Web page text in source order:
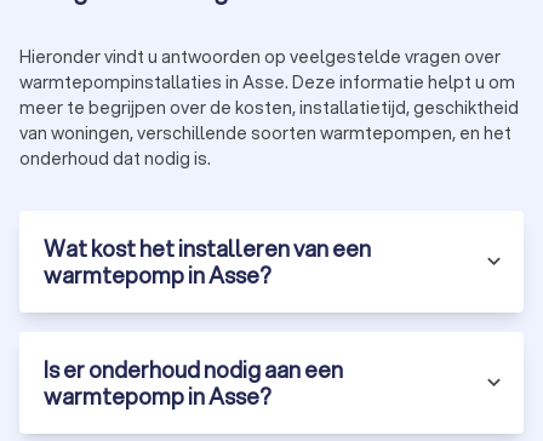
Hieronder vindt u antwoorden op veelgestelde vragen over
warmtepompinstallaties in Asse. Deze informatie helpt u om
meer te begrijpen over de kosten, installatietijd, geschiktheid
van woningen, verschillende soorten warmtepompen, en het
onderhoud dat nodig is.
Wat kost het installeren van een
warmtepomp in Asse?
Is er onderhoud nodig aan een
warmtepomp in Asse?